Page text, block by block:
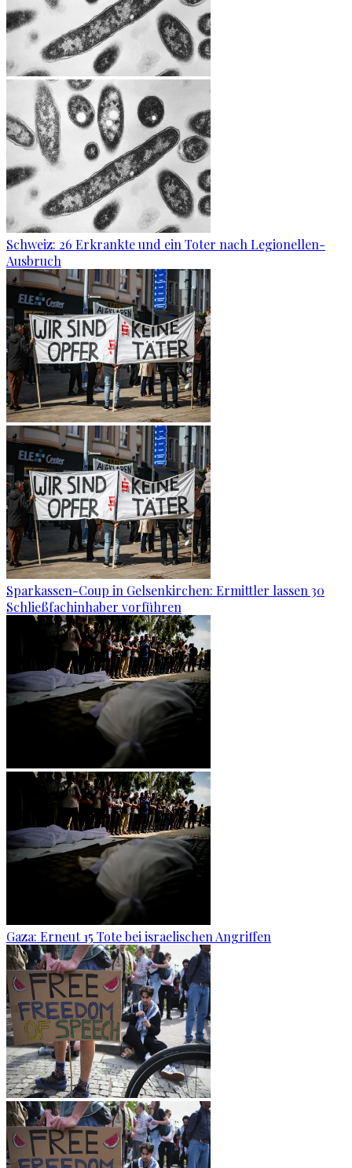
Schweiz: 26 Erkrankte und ein Toter nach Legionellen-
Ausbruch
Sparkassen-Coup in Gelsenkirchen: Ermittler lassen 30
Schließfachinhaber vorführen
Gaza: Erneut 15 Tote bei israelischen Angriffen